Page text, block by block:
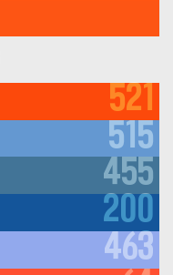
521
515
455
200
463